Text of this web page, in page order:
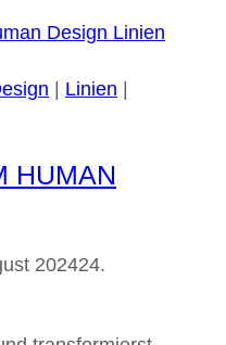
Linien
HUMAN
202424.